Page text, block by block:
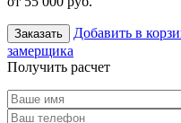
Заказать Добавить в
замерщика
Получить расчет